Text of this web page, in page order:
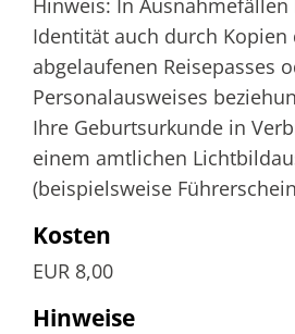
Hinweis: In Ausnahmefällen
Identität auch durch Kopien
abgelaufenen Reisepasses
Personalausweises
Ihre Geburtsurkunde in
einem amtlichen
(beispielsweise
Kosten
EUR 8,00
Hinweise